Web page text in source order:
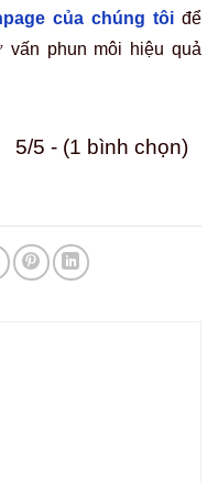
của chúng tôiđể
phun môi hiệu quả
5/5 - (1 bình chọn)